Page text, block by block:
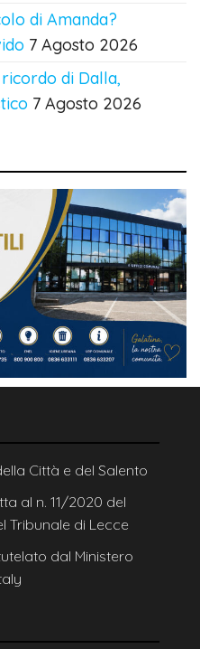
di Amanda?
7 Agosto 2026
di Dalla,
7 Agosto 2026
Città e del Salento
al n. 11/2020 del
Tribunale di Lecce
dal Ministero